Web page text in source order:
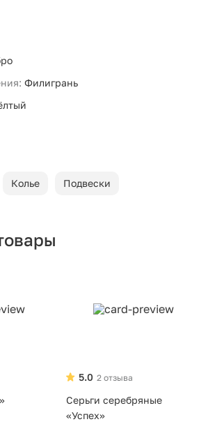
Филигрань
Колье Подвески
2 отзыва
5.0
Серьги серебряные
«Успех»